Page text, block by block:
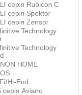
серія Rubicon С
серія Spektor
серія Zensor
Technology
Technology
HOME
Hi-End
серія Aviano